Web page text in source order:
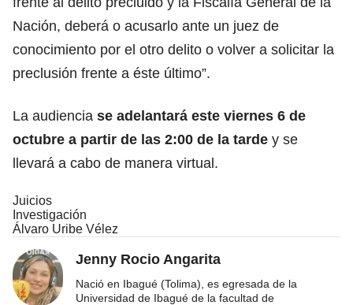
Nación, deberá o acusarlo ante un juez de
conocimiento por el otro delito o volver a solicitar la
preclusión frente a éste último”.
La audiencia se adelantará este viernes 6 de
octubre a partir de las 2:00 de la tarde y se
llevará a cabo de manera virtual.
Juicios
Investigación
Álvaro Uribe Vélez
Jenny Rocio Angarita
Nació en Ibagué (Tolima), es egresada de la
Universidad de Ibagué de la facultad de